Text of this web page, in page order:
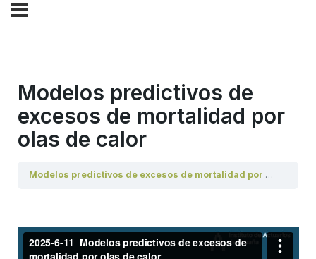
Modelos predictivos de
excesos de mortalidad por
olas de calor
Modelos predictivos de excesos de mortalidad por olas de calor